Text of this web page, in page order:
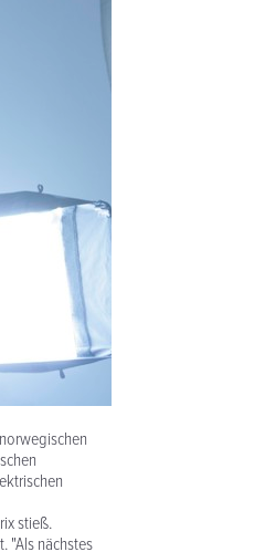
stieß.
"Als nächstes